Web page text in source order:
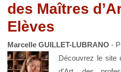
des Maîtres
Elèves
Marcelle GUILLET-LUBRANO -
Découvrez le site